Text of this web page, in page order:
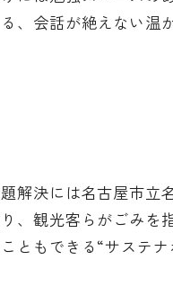
、会話が絶えない温
解決には名古屋市
、観光客らがごみを
ともできる“サステ